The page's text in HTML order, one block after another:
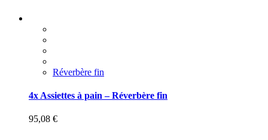
Réverbère fin
4x Assiettes à pain – Réverbère fin
95,08 €